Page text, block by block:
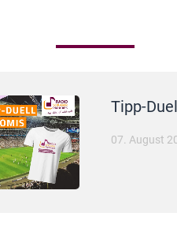
Tipp-
07. August